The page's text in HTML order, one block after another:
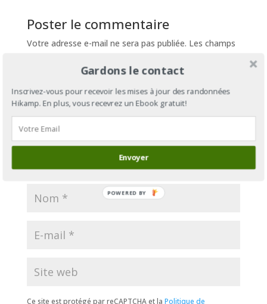
Poster le commentaire
Votre adresse e-mail ne sera pas publiée. Les champs
Ce site est protégé par reCAPTCHA et la Politique de
Gardons le contact
Inscrivez-vous pour recevoir les mises à jour des randonnées
Hikamp. En plus, vous recevrez un Ebook gratuit!
Envoyer
POWERED BY